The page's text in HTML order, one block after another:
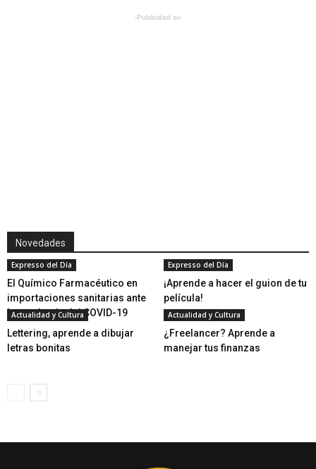
-Publicidad sv-
Novedades
Expresso del Día
El Químico Farmacéutico en
importaciones sanitarias ante
la pandemia del COVID-19
Expresso del Día
¡Aprende a hacer el guion de tu
película!
Actualidad y Cultura
Lettering, aprende a dibujar
letras bonitas
Actualidad y Cultura
¿Freelancer? Aprende a
manejar tus finanzas